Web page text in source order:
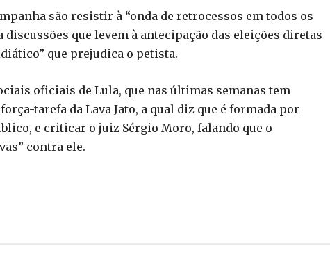
são resistir à “onda de retrocessos em todos os
que levem à antecipação das eleições diretas
que prejudica o petista.
oficiais de Lula, que nas últimas semanas tem
tarefa da Lava Jato, a qual diz que é formada por
e criticar o juiz Sérgio Moro, falando que o
contra ele.